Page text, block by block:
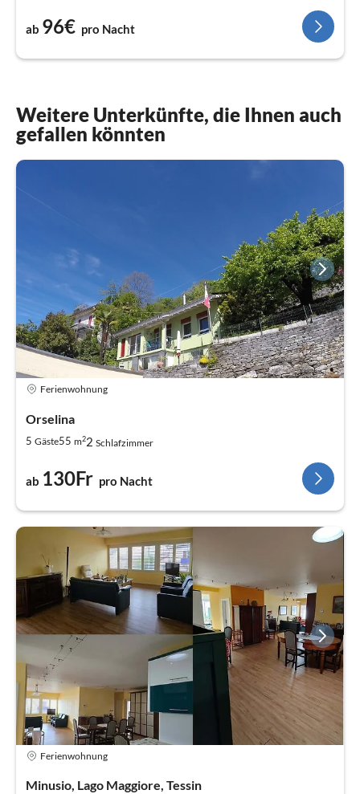
ab 96€ pro Nacht
Weitere Unterkünfte, die Ihnen auch
gefallen könnten
Ferienwohnung
Orselina
5 Gäste55 m22 Schlafzimmer
ab 130Fr pro Nacht
Ferienwohnung
Minusio, Lago Maggiore, Tessin